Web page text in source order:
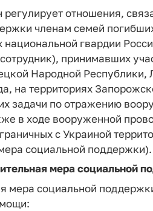
отношения,
членам семей
национальной гвардии
принимавших
Народной
на территориях
задачи по отражению
в ходе вооруженной
с Украиной
социальной поддержки).
мера социальной
мера социальной